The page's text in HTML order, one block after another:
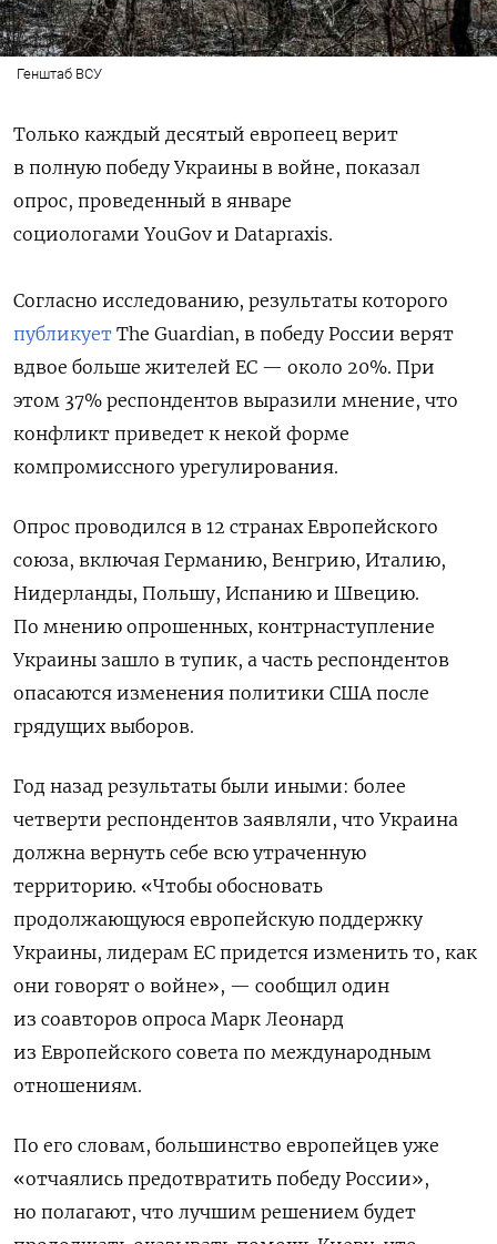
Генштаб ВСУ
Только каждый десятый европеец верит
в полную победу Украины в войне, показал
опрос, проведенный в январе
социологамиYouGov и Datapraxis.
Согласно исследованию, результаты которого
публикует The Guardian, в победу России верят
вдвое больше жителей ЕС — около 20%. При
этом 37% респондентов выразили мнение, что
конфликт приведет к некой форме
компромиссного урегулирования.
Опрос проводился в 12 странах Европейского
союза, включая Германию, Венгрию, Италию,
Нидерланды, Польшу, Испанию и Швецию.
По мнению опрошенных, контрнаступление
Украины зашло в тупик, а часть респондентов
опасаются изменения политики США после
грядущих выборов.
Год назад результаты были иными: более
четверти респондентов заявляли, что Украина
должна вернуть себе всю утраченную
территорию. «Чтобы обосновать
продолжающуюся европейскую поддержку
Украины, лидерам ЕС придется изменить то, как
они говорят о войне», — сообщил один
из соавторов опроса Марк Леонард
из Европейского совета по международным
отношениям.
По его словам, большинство европейцев уже
«отчаялись предотвратить победу России»,
но полагают, что лучшим решением будет